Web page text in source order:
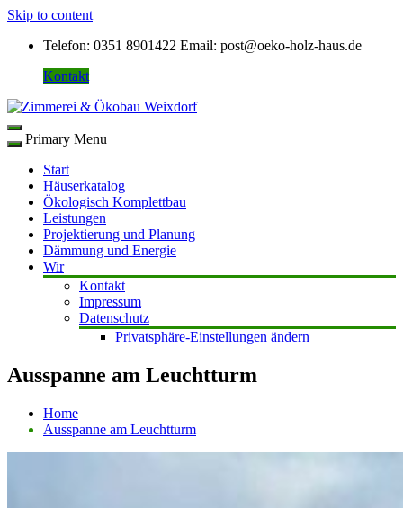
Skip to content
Telefon: 0351 8901422 Email: post@oeko-holz-haus.de
Kontakt
Primary Menu
Start
Häuserkatalog
Ökologisch Komplettbau
Leistungen
Projektierung und Planung
Dämmung und Energie
Wir
Kontakt
Impressum
Datenschutz
Privatsphäre-Einstellungen ändern
Ausspanne am Leuchtturm
Home
Ausspanne am Leuchtturm